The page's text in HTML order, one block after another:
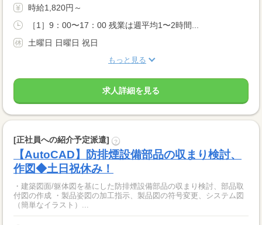
時給1,820円～
［1］9：00〜17：00 残業は週平均1〜2時間...
土曜日 日曜日 祝日
もっと見る
求人詳細を見る
[正社員への紹介予定派遣] ?
【AutoCAD】防排煙設備部品の収まり検討、
作図◆土日祝休み！
・建築図面/躯体図を基にした防排煙設備部品の収まり検討、部品取
付図の作成 ・製品姿図の加工指示、製品図の符号変更、システム図
（簡単なイラスト）...